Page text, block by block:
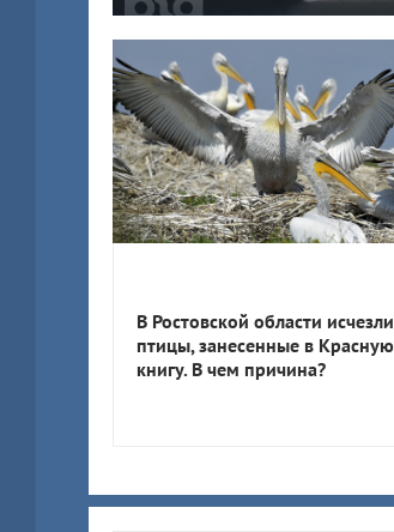
В Ростовской области исчезли
птицы, занесенные в Красную
книгу. В чем причина?